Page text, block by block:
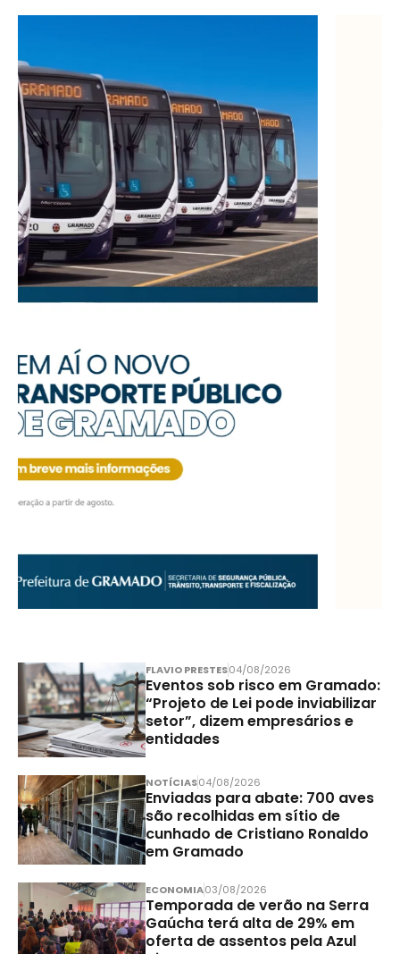
FLAVIO PRESTES04/08/2026
Eventos sob risco em Gramado:
“Projeto de Lei pode inviabilizar
setor”, dizem empresários e
entidades
NOTÍCIAS04/08/2026
Enviadas para abate: 700 aves
são recolhidas em sítio de
cunhado de Cristiano Ronaldo
em Gramado
ECONOMIA03/08/2026
Temporada de verão na Serra
Gaúcha terá alta de 29% em
oferta de assentos pela Azul